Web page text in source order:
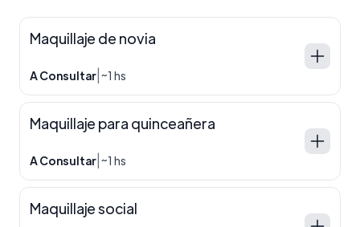
Maquillaje de novia
A Consultar ~1 hs
Maquillaje para quinceañera
A Consultar ~1 hs
Maquillaje social